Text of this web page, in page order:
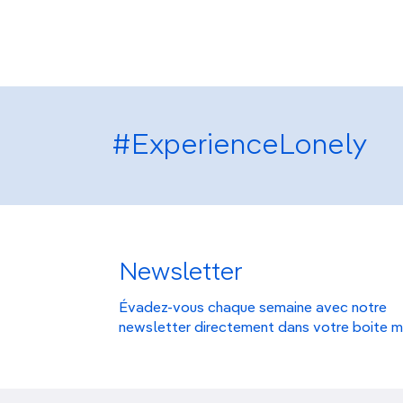
#ExperienceLonely
Newsletter
Évadez-vous chaque semaine avec notre
newsletter directement dans votre boite